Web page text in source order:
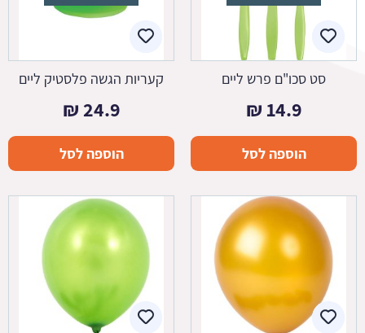
סט סכו"ם פרש ליים
14.9
₪
הוספה לסל
קעריות הגשה פלסטיק ליים
24.9
₪
הוספה לסל